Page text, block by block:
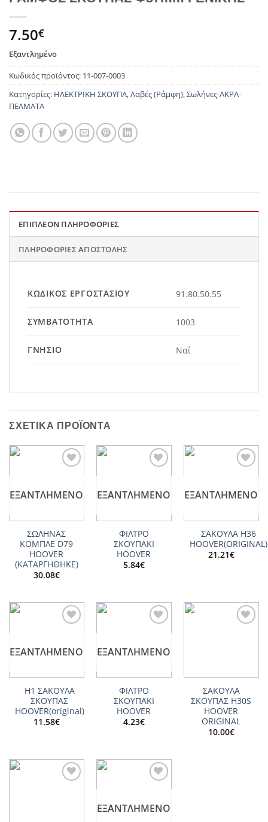
7.50€
Εξαντλημένο
Κωδικός προϊόντος: 11-007-0003
Κατηγορίες: ΗΛΕΚΤΡΙΚΗ ΣΚΟΥΠΑ,Λαβές (Ράμφη),Σωλήνες-ΑΚΡΑ-
ΠΕΛΜΑΤΑ
ΕΠΙΠΛΈΟΝ ΠΛΗΡΟΦΟΡΊΕΣ
ΠΛΗΡΟΦΟΡΊΕΣ ΑΠΟΣΤΟΛΉΣ
ΚΩΔΙΚΌΣ ΕΡΓΟΣΤΑΣΊΟΥ 91.80.50.55
ΣΥΜΒΑΤΌΤΗΤΑ 1003
ΓΝΉΣΙΟ Ναί
ΣΧΕΤΙΚΆ ΠΡΟΪΌΝΤΑ
ΕΞΑΝΤΛΗΜΈΝΟ
ΣΩΛΗΝΑΣ
ΚΟΜΠΛΕ D79
HOOVER
(ΚΑΤΑΡΓΗΘΗΚΕ)
30.08€
ΕΞΑΝΤΛΗΜΈΝΟ
ΦΙΛΤΡΟ
ΣΚΟΥΠΑΚΙ
HOOVER
5.84€
ΕΞΑΝΤΛΗΜΈΝΟ
ΣΑΚΟΥΛΑ H36
HOOVER(ORIGINAL)
21.21€
ΕΞΑΝΤΛΗΜΈΝΟ
Η1 ΣΑΚΟΥΛΑ
ΣΚΟΥΠΑΣ
HOOVER(original)
11.58€
ΕΞΑΝΤΛΗΜΈΝΟ
ΦΙΛΤΡΟ
ΣΚΟΥΠΑΚΙ
HOOVER
4.23€
ΣΑΚΟΥΛΑ
ΣΚΟΥΠΑΣ H30S
HOOVER
ORIGINAL
10.00€
ΕΞΑΝΤΛΗΜΈΝΟ